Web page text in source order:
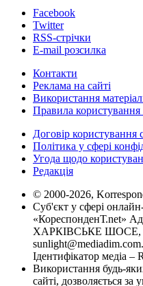
Facebook
Twitter
RSS-стрічки
E-mail розсилка
Контакти
Реклама на сайті
Використання
Правила користування
Договір користування
Політика у сфері
Угода щодо
Редакція
© 2000-2026,
Суб'єкт у сфері
«КореспонденТ.net»
ХАРКІВСЬКЕ ШОСЕ,
Ідентифікатор медіа –
Використання будь-
сайті, дозволяється